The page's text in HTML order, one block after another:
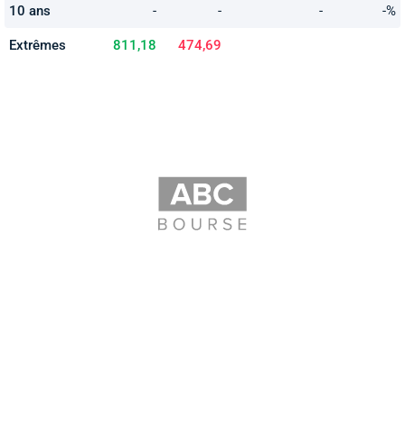
10 ans - - - -%
Extrêmes 811,18 474,69